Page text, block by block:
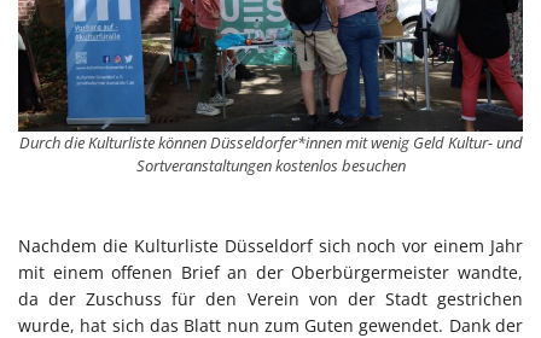
Durch die Kulturliste können Düsseldorfer*innen mit wenig Geld Kultur- und
Sortveranstaltungen kostenlos besuchen
Nachdem die Kulturliste Düsseldorf sich noch vor einem Jahr
mit einem offenen Brief an der Oberbürgermeister wandte,
da der Zuschuss für den Verein von der Stadt gestrichen
wurde, hat sich das Blatt nun zum Guten gewendet. Dank der